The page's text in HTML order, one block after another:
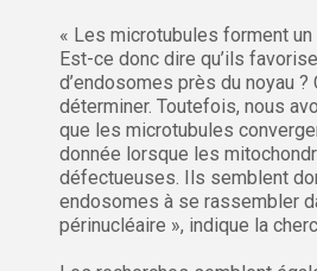
« Les microtubules forment un
Est-ce donc dire qu’ils
d’endosomes près du noyau ?
déterminer. Toutefois, nous
que les microtubules
donnée lorsque les
défectueuses. Ils semblent
endosomes à se rassembler
périnucléaire », indique la